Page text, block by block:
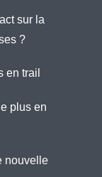
sur la
?
en trail
plus en
nouvelle